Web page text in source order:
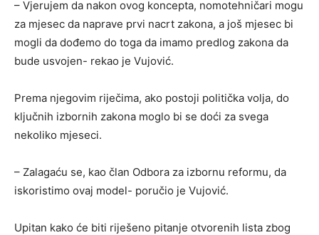
– Vjerujem da nakon ovog koncepta, nomotehničari mogu
za mjesec da naprave prvi nacrt zakona, a još mjesec bi
mogli da dođemo do toga da imamo predlog zakona da
bude usvojen- rekao je Vujović.
Prema njegovim riječima, ako postoji politička volja, do
ključnih izbornih zakona moglo bi se doći za svega
nekoliko mjeseci.
– Zalagaću se, kao član Odbora za izbornu reformu, da
iskoristimo ovaj model- poručio je Vujović.
Upitan kako će biti riješeno pitanje otvorenih lista zbog